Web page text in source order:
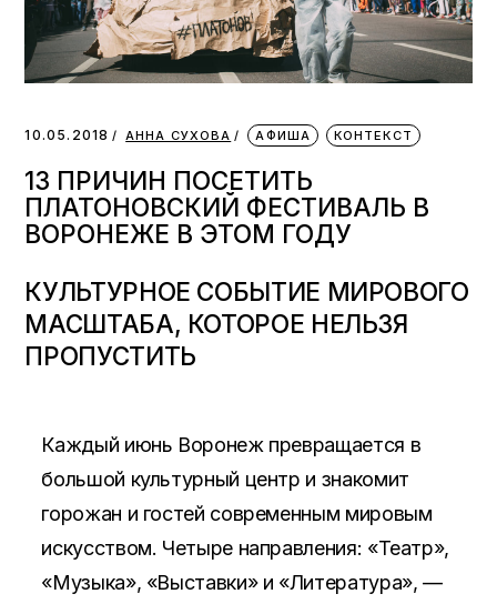
10.05.2018 АННА СУХОВА АФИША КОНТЕКСТ
13 ПРИЧИН ПОСЕТИТЬ
ПЛАТОНОВСКИЙ ФЕСТИВАЛЬ В
ВОРОНЕЖЕ В ЭТОМ ГОДУ
КУЛЬТУРНОЕ СОБЫТИЕ МИРОВОГО
МАСШТАБА, КОТОРОЕ НЕЛЬЗЯ
ПРОПУСТИТЬ
Каждый июнь Воронеж превращается в
большой культурный центр и знакомит
горожан и гостей современным мировым
искусством. Четыре направления: «Театр»,
«Музыка», «Выставки» и «Литература», —